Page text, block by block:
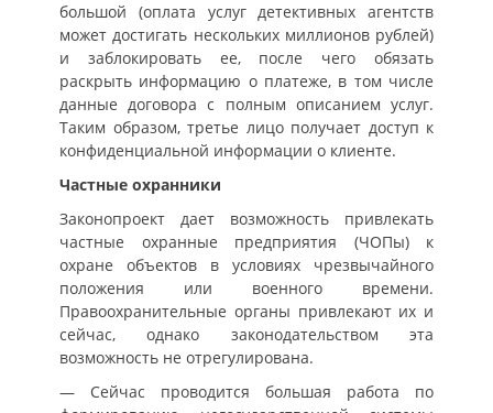
большой (оплата услуг детективных агентств
может достигать нескольких миллионов рублей)
и заблокировать ее, после чего обязать
раскрыть информацию о платеже, в том числе
данные договора с полным описанием услуг.
Таким образом, третье лицо получает доступ к
конфиденциальной информации о клиенте.
Частные охранники
Законопроект дает возможность привлекать
частные охранные предприятия (ЧОПы) к
охране объектов в условиях чрезвычайного
положения или военного времени.
Правоохранительные органы привлекают их и
сейчас, однако законодательством эта
возможность не отрегулирована.
— Сейчас проводится большая работа по